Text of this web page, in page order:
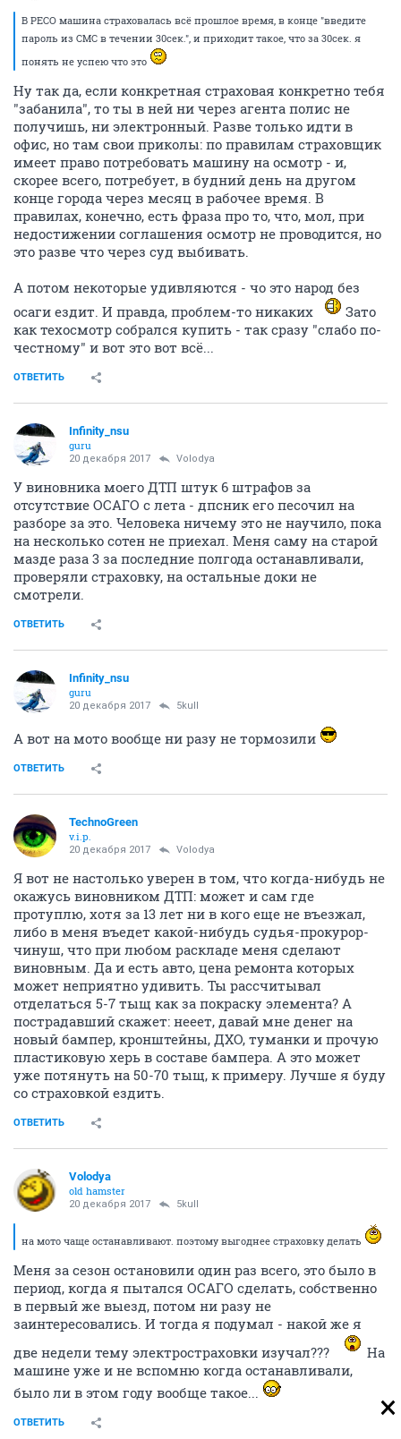
В РЕСО машина страховалась всё прошлое время, в конце "введите
пароль из СМС в течении 30сек.", и приходит такое, что за 30сек. я
понять не успею что это
Ну так да, если конкретная страховая конкретно тебя
"забанила", то ты в ней ни через агента полис не
получишь, ни электронный. Разве только идти в
офис, но там свои приколы: по правилам страховщик
имеет право потребовать машину на осмотр - и,
скорее всего, потребует, в будний день на другом
конце города через месяц в рабочее время. В
правилах, конечно, есть фраза про то, что, мол, при
недостижении соглашения осмотр не проводится, но
это разве что через суд выбивать.
А потом некоторые удивляются - чо это народ без
осаги ездит. И правда, проблем-то никаких
Зато
как техосмотр собрался купить - так сразу "слабо по-
честному" и вот это вот всё...
ОТВЕТИТЬ
Infinity_nsu
guru
20 декабря 2017 Volodya
У виновника моего ДТП штук 6 штрафов за
отсутствие ОСАГО с лета - дпсник его песочил на
разборе за это. Человека ничему это не научило, пока
на несколько сотен не приехал. Меня саму на старой
мазде раза 3 за последние полгода останавливали,
проверяли страховку, на остальные доки не
смотрели.
ОТВЕТИТЬ
Infinity_nsu
guru
20 декабря 2017 5kull
А вот на мото вообще ни разу не тормозили
ОТВЕТИТЬ
TechnoGreen
v.i.p.
20 декабря 2017 Volodya
Я вот не настолько уверен в том, что когда-нибудь не
окажусь виновником ДТП: может и сам где
протуплю, хотя за 13 лет ни в кого еще не въезжал,
либо в меня въедет какой-нибудь судья-прокурор-
чинуш, что при любом раскладе меня сделают
виновным. Да и есть авто, цена ремонта которых
может неприятно удивить. Ты рассчитывал
отделаться 5-7 тыщ как за покраску элемента? А
пострадавший скажет: нееет, давай мне денег на
новый бампер, кронштейны, ДХО, туманки и прочую
пластиковую херь в составе бампера. А это может
уже потянуть на 50-70 тыщ, к примеру. Лучше я буду
со страховкой ездить.
ОТВЕТИТЬ
Volodya
old hamster
20 декабря 2017 5kull
на мото чаще останавливают. поэтому выгоднее страховку делать
Меня за сезон остановили один раз всего, это было в
период, когда я пытался ОСАГО сделать, собственно
в первый же выезд, потом ни разу не
заинтересовались. И тогда я подумал - накой же я
две недели тему электростраховки изучал???
На
машине уже и не вспомню когда останавливали,
было ли в этом году вообще такое...
ОТВЕТИТЬ